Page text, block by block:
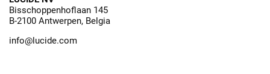
Bisschoppenhoflaan 145
B-2100 Antwerpen, Belgia
info@lucide.com